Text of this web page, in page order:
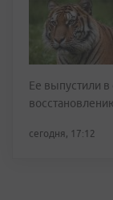
Ее выпустили
сегодня, 17:12